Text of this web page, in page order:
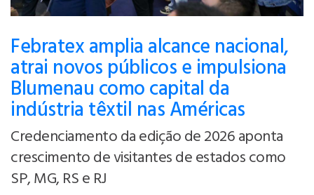
Febratex amplia alcance nacional,
atrai novos públicos e impulsiona
Blumenau como capital da
indústria têxtil nas Américas
Credenciamento da edição de 2026 aponta
crescimento de visitantes de estados como
SP, MG, RS e RJ